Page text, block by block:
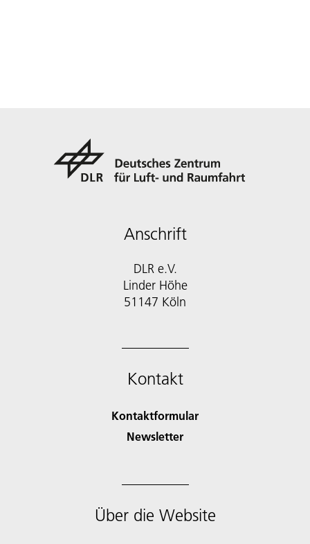
Anschrift
DLR e.V.
Linder Höhe
51147 Köln
Kontakt
Kontaktformular
Newsletter
Über die Website